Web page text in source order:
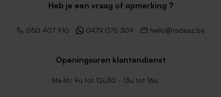
Heb je een vraag of opmerking ?
050 407 910 0479 075 309 hello@tadaaz.be
Openingsuren klantendienst
Ma-Vr: 9u tot 12u30 - 13u tot 16u